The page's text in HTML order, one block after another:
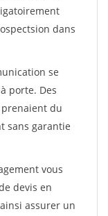
dans
se
porte. Des
du
sans garantie
vous
devis en
assurer un